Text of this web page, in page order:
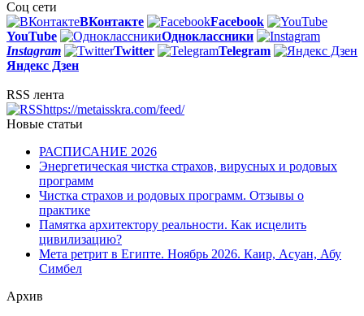
Соц сети
ВКонтакте
Facebook
YouTube
Одноклассники
Instagram
Twitter
Telegram
Яндекс Дзен
RSS лента
https://metaisskra.com/feed/
Новые статьи
РАСПИСАНИЕ 2026
Энергетическая чистка страхов, вирусных и родовых
программ
Чистка страхов и родовых программ. Отзывы о
практике
Памятка архитектору реальности. Как исцелить
цивилизацию?
Мета ретрит в Египте. Ноябрь 2026. Каир, Асуан, Абу
Симбел
Архив